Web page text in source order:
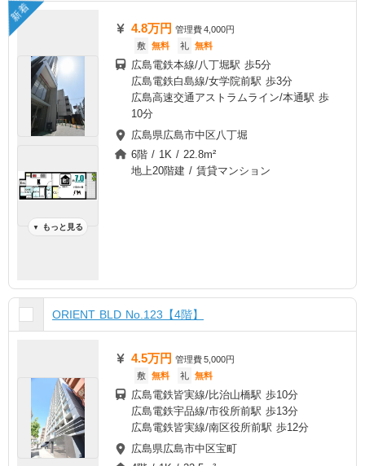
新着
▼ もっと見る
4.8万円 管理費4,000円
敷 無料 礼 無料
広島電鉄本線/八丁堀駅 歩5分
広島電鉄白島線/女学院前駅 歩3分
広島高速交通アストラムライン/本通駅 歩
10分
広島県広島市中区八丁堀
6階 / 1K / 22.8m²
地上20階建 / 賃貸マンション
ORIENT BLD No.123【4階】
4.5万円 管理費5,000円
敷 無料 礼 無料
広島電鉄皆実線/比治山橋駅 歩10分
広島電鉄宇品線/市役所前駅 歩13分
広島電鉄皆実線/南区役所前駅 歩12分
広島県広島市中区宝町